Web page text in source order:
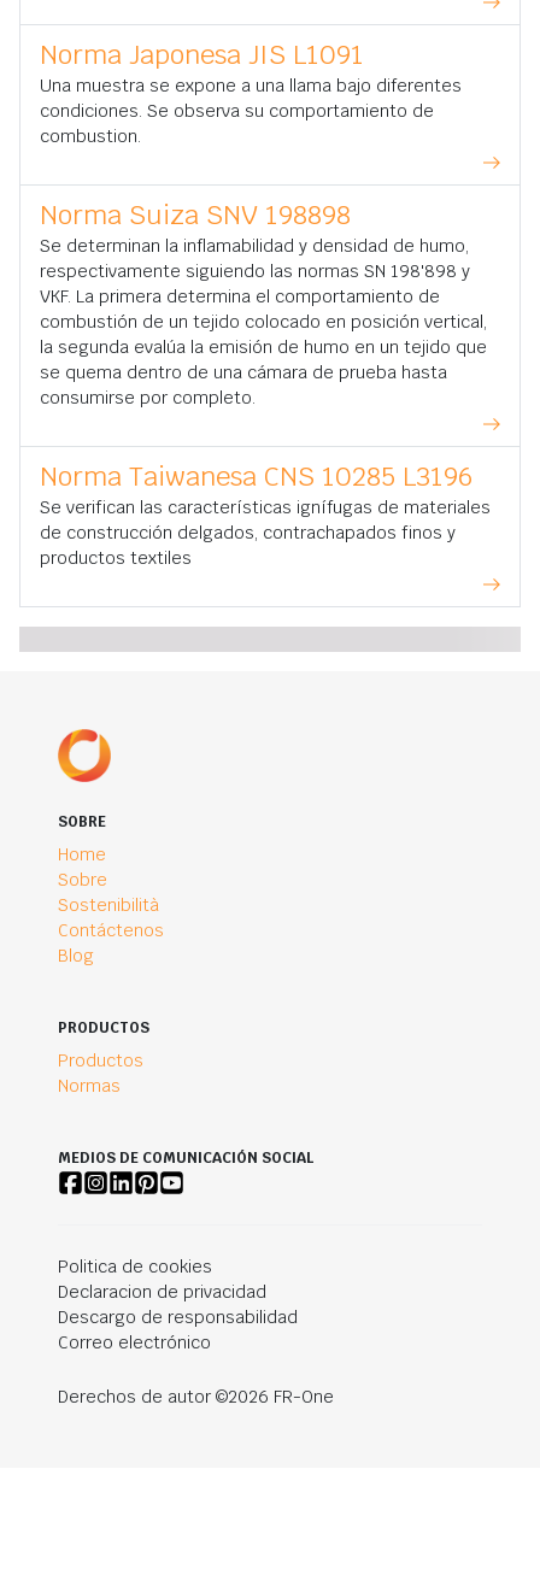
Norma Japonesa JIS L1091
Una muestra se expone a una llama bajo diferentes
condiciones. Se observa su comportamiento de
combustion.
Norma Suiza SNV 198898
Se determinan la inflamabilidad y densidad de humo,
respectivamente siguiendo las normas SN 198'898 y
VKF. La primera determina el comportamiento de
combustión de un tejido colocado en posición vertical,
la segunda evalúa la emisión de humo en un tejido que
se quema dentro de una cámara de prueba hasta
consumirse por completo.
Norma Taiwanesa CNS 10285 L3196
Se verifican las características ignífugas de materiales
de construcción delgados, contrachapados finos y
productos textiles
SOBRE
Home
Sobre
Sostenibilità
Contáctenos
Blog
PRODUCTOS
Productos
Normas
MEDIOS DE COMUNICACIÓN SOCIAL
Politica de cookies
Declaracion de privacidad
Descargo de responsabilidad
Correo electrónico
Derechos de autor ©2026 FR-One